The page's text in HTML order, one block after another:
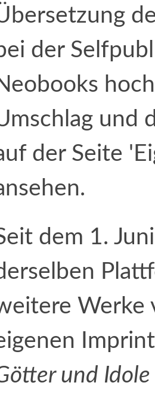
der
und
der Seite
dem 1.
Werke
und Idole